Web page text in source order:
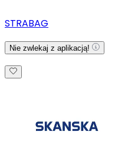
STRABAG
Nie zwlekaj z aplikacją!